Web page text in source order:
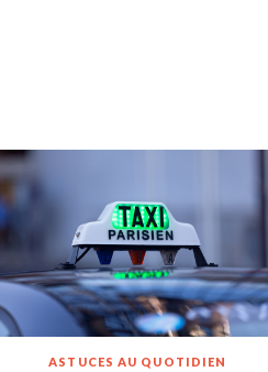
ASTUCES AU QUOTIDIEN